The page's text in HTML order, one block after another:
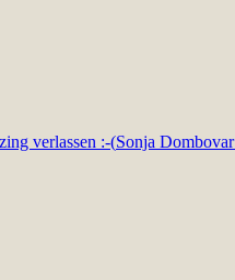
verlassen :-(Sonja